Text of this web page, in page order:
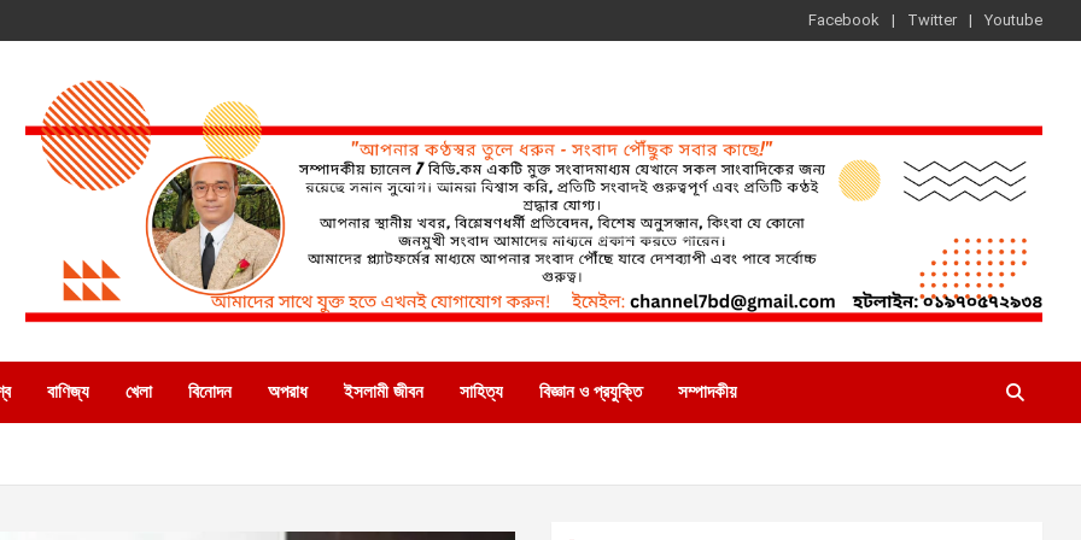
Facebook Twitter Youtube
বাণিজ্য খেলা বিনোদন অপরাধ ইসলামী জীবন সাহিত্য বিজ্ঞান ও প্রযুক্তি সম্পাদকীয়